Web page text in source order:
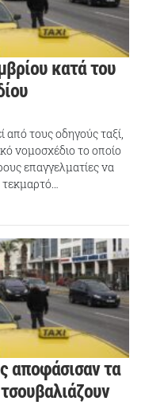
κατά του
από τους οδηγούς ταξί,
νομοσχέδιο το οποίο
επαγγελματίες να
αποφάσισαν τα